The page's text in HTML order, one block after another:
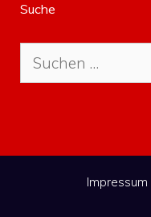
Suche
Suche
nach:
Impressum